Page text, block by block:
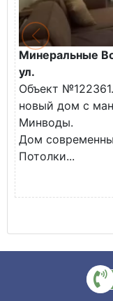
Минеральные
ул.
Объект
новый дом с
Минводы.
Дом
Потолки...